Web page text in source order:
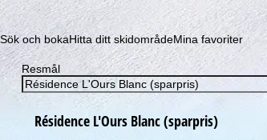
Sök och bokaHitta ditt skidområdeMina favoriter
Resmål
Résidence L'Ours Blanc (sparpris)